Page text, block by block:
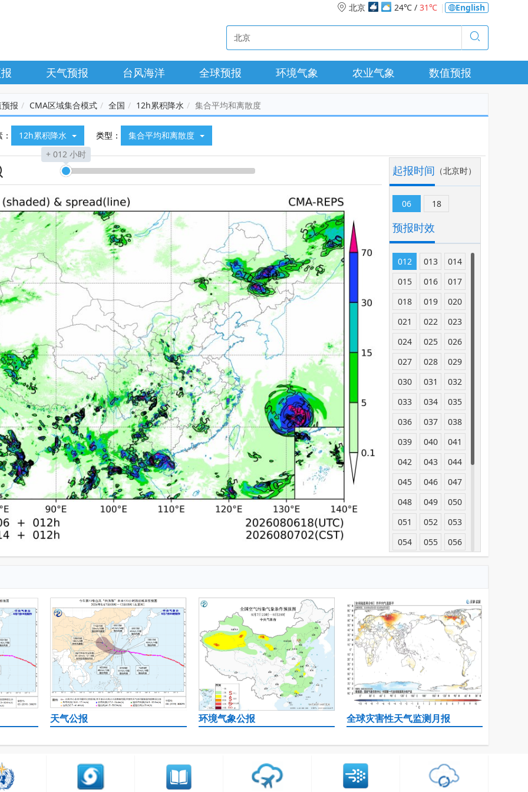
北京 24℃ / 31℃ English
天气预报 台风海洋 全球预报 环境气象 农业气象 数值预报
报 CMA区域集合模式 全国 12h累积降水 集合平均和离散度
12h累积降水 类型：
集合平均和离散度
+ 012 小时
起报时间 （北京时）
06 18
预报时效
012 013
014
015
016
017
018
019
020
021
022
023
024
025
026
027
028
029
030
031
032
033
034
035
036
037
038
039
040
041
042
043
044
045
046
047
048
049
050
051
052
053
054
055
056
066
067
068
069
070
071
072
天气公报 环境气象公报 全球灾害性天气监测月报